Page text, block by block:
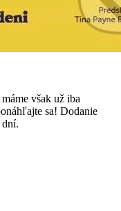
však už iba
sa! Dodanie